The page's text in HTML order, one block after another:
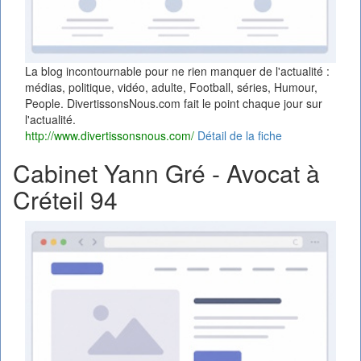
La blog incontournable pour ne rien manquer de l'actualité :
médias, politique, vidéo, adulte, Football, séries, Humour,
People. DivertissonsNous.com fait le point chaque jour sur
l'actualité.
http://www.divertissonsnous.com/ Détail de la fiche
Cabinet Yann Gré - Avocat à
Créteil 94